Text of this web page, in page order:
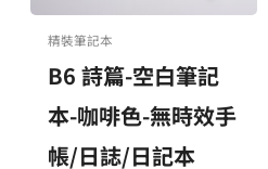
精裝筆記本
B6 詩篇-空白筆記
本-咖啡色-無時效手
帳/日誌/日記本